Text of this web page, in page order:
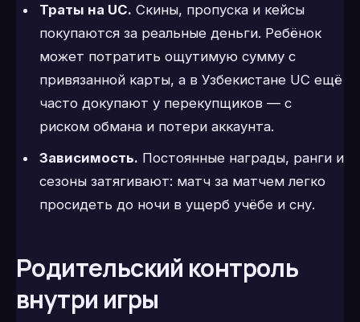
Траты на UC. Скины, пропуска и кейсы
покупаются за реальные деньги. Ребёнок
может потратить ощутимую сумму с
привязанной карты, а в Узбекистане UC ещё
часто докупают у перекупщиков — с
риском обмана и потери аккаунта.
Зависимость. Постоянные награды, ранги и
сезоны затягивают: матч за матчем легко
просидеть до ночи в ущерб учёбе и сну.
Родительский контроль
внутри игры